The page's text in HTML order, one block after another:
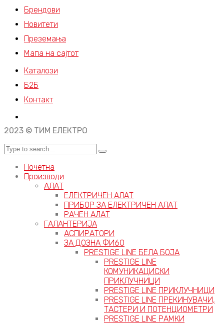
Брендови
Новитети
Преземања
Мапа на сајтот
Каталози
Б2Б
Контакт
2023 © ТИМ ЕЛЕКТРО
Почетна
Производи
АЛАТ
ЕЛЕКТРИЧЕН АЛАТ
ПРИБОР ЗА ЕЛЕКТРИЧЕН АЛАТ
РАЧЕН АЛАТ
ГАЛАНТЕРИЈА
АСПИРАТОРИ
ЗА ДОЗНА ФИ60
PRESTIGE LINE БЕЛА БОЈА
PRESTIGE LINE
КОМУНИКАЦИСКИ
ПРИКЛУЧНИЦИ
PRESTIGE LINE ПРИКЛУЧНИЦИ
PRESTIGE LINE ПРЕКИНУВАЧИ,
ТАСТЕРИ И ПОТЕНЦИОМЕТРИ
PRESTIGE LINE РАМКИ